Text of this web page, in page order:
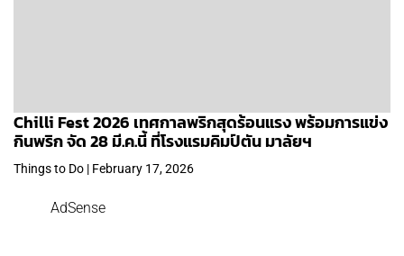
Chilli Fest 2026 เทศกาลพริกสุดร้อนแรง พร้อมการแข่ง
กินพริก จัด 28 มี.ค.นี้ ที่โรงแรมคิมป์ตัน มาลัยฯ
Things to Do | February 17, 2026
AdSense